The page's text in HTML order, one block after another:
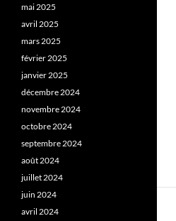
mai 2025
avril 2025
mars 2025
février 2025
janvier 2025
décembre 2024
novembre 2024
octobre 2024
septembre 2024
août 2024
juillet 2024
juin 2024
avril 2024